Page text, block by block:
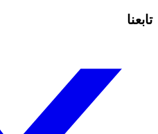
تابعنا